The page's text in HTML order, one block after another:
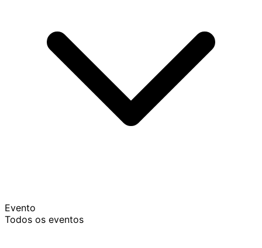
Evento
Todos os eventos